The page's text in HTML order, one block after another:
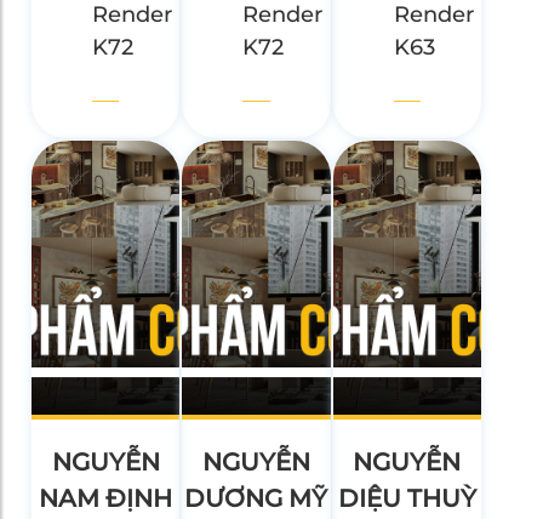
Render
K72
Render
K72
Render
K63
NGUYỄN
NAM ĐỊNH
NGUYỄN
DƯƠNG MỸ
NGUYỄN
DIỆU THUỲ